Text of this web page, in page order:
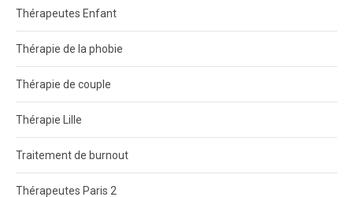
Thérapeutes Enfant
Thérapie de la phobie
Thérapie de couple
Thérapie Lille
Traitement de burnout
Thérapeutes Paris 2